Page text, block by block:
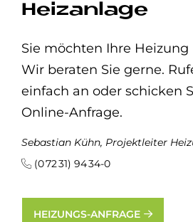
Heizanlage
Sie möchten Ihre
Wir beraten Sie gerne.
einfach an oder schicken
Online-Anfrage.
Sebastian Kühn, Projektleiter
(0 72 31) 94 34-0
HEIZUNGS-ANFRAGE